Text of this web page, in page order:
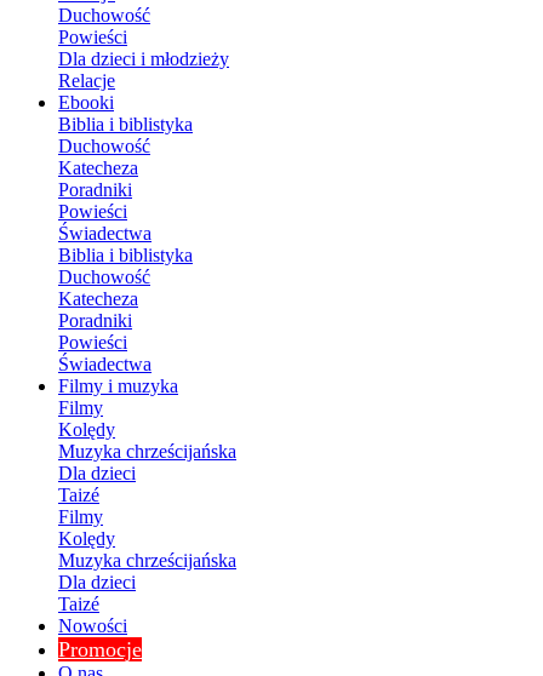
Duchowość
Powieści
Dla dzieci i młodzieży
Relacje
Ebooki
Biblia i biblistyka
Duchowość
Katecheza
Poradniki
Powieści
Świadectwa
Biblia i biblistyka
Duchowość
Katecheza
Poradniki
Powieści
Świadectwa
Filmy i muzyka
Filmy
Kolędy
Muzyka chrześcijańska
Dla dzieci
Taizé
Filmy
Kolędy
Muzyka chrześcijańska
Dla dzieci
Taizé
Nowości
Promocje